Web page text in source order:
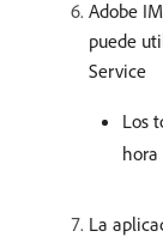
Adobe
puede
Service
Los
hora
La